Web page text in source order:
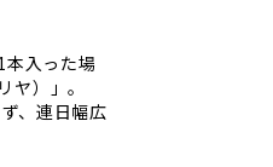
入った場
）」。
、連日幅広